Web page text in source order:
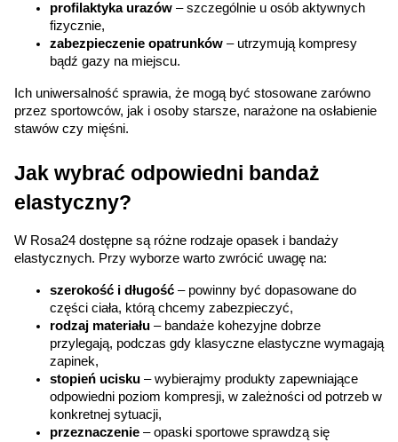
profilaktyka urazów – szczególnie u osób aktywnych
fizycznie,
zabezpieczenie opatrunków – utrzymują kompresy
bądź gazy na miejscu.
Ich uniwersalność sprawia, że mogą być stosowane zarówno
przez sportowców, jak i osoby starsze, narażone na osłabienie
stawów czy mięśni.
Jak wybrać odpowiedni bandaż
elastyczny?
W Rosa24 dostępne są różne rodzaje opasek i bandaży
elastycznych. Przy wyborze warto zwrócić uwagę na:
szerokość i długość – powinny być dopasowane do
części ciała, którą chcemy zabezpieczyć,
rodzaj materiału – bandaże kohezyjne dobrze
przylegają, podczas gdy klasyczne elastyczne wymagają
zapinek,
stopień ucisku – wybierajmy produkty zapewniające
odpowiedni poziom kompresji, w zależności od potrzeb w
konkretnej sytuacji,
przeznaczenie – opaski sportowe sprawdzą się